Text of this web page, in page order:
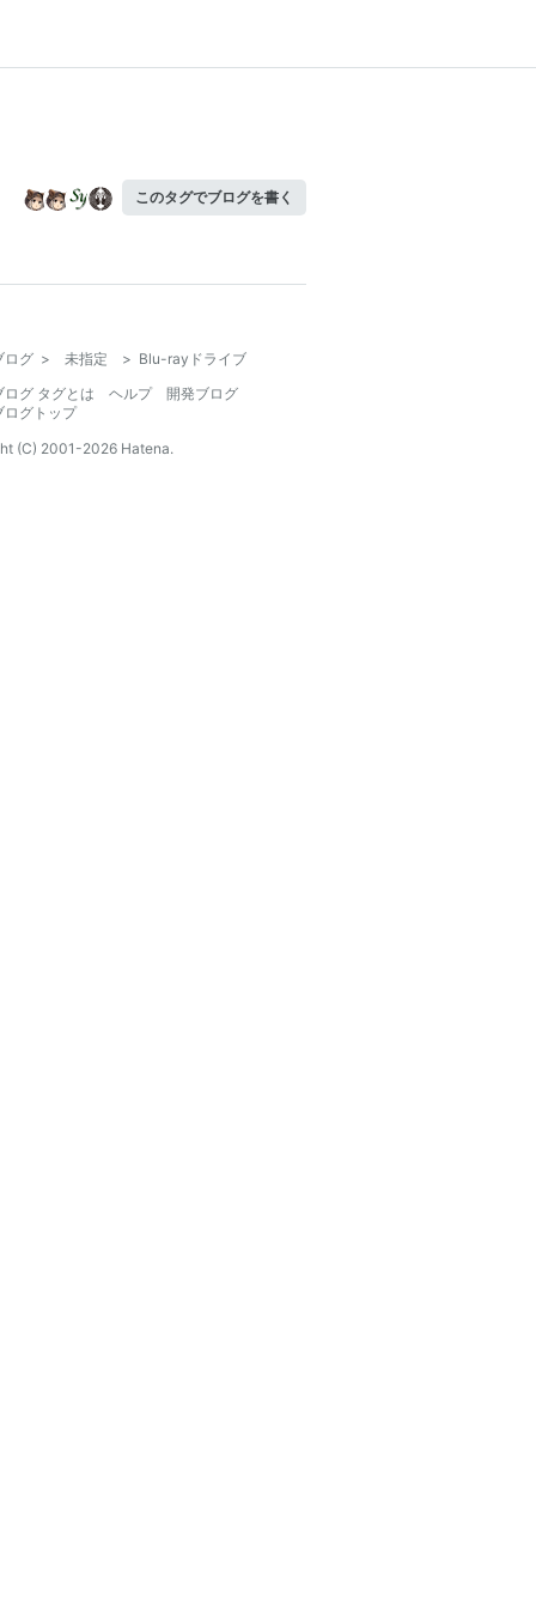
このタグでブログを書く
ログ > 未指定 > Blu-rayドライブ
ログ タグとは
ヘルプ
開発ブログ
ログトップ
(C) 2001-2026 Hatena.